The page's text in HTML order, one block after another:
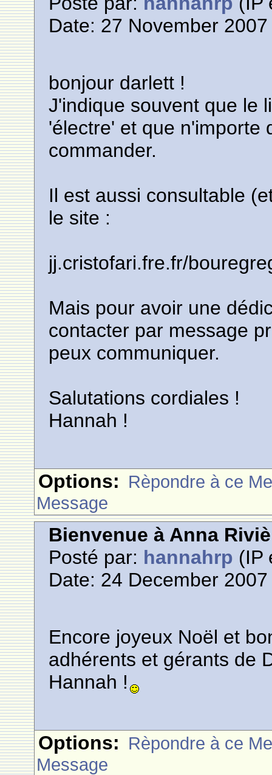
Date: 27 November
bonjour darlett !
J'indique souvent que le
'électre' et que n'importe
commander.
Il est aussi consultable
le site :
jj.cristofari.fre.fr/
Mais pour avoir une
contacter par message
peux communiquer.
Salutations cordiales !
Hannah !
Options: Rèpondre à ce
Message
Bienvenue à Anna
Posté par: hannahrp (IP
Date: 24 December
Encore joyeux Noël et
adhérents et gérants de
Hannah !
Options: Rèpondre à ce
Message